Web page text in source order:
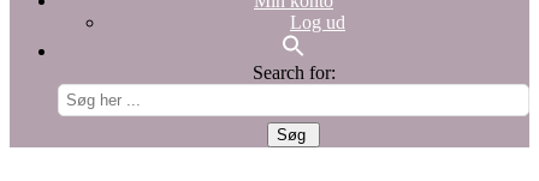
Log ud
Search for: